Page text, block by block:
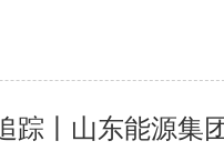
踪丨山东能源集